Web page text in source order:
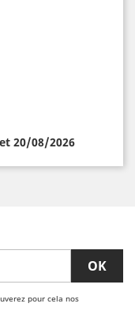
20/08/2026
pour cela nos